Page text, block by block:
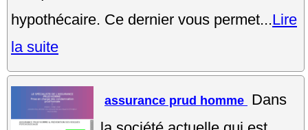
hypothécaire. Ce dernier vous permet...Lire
la suite
assurance prud homme Dans